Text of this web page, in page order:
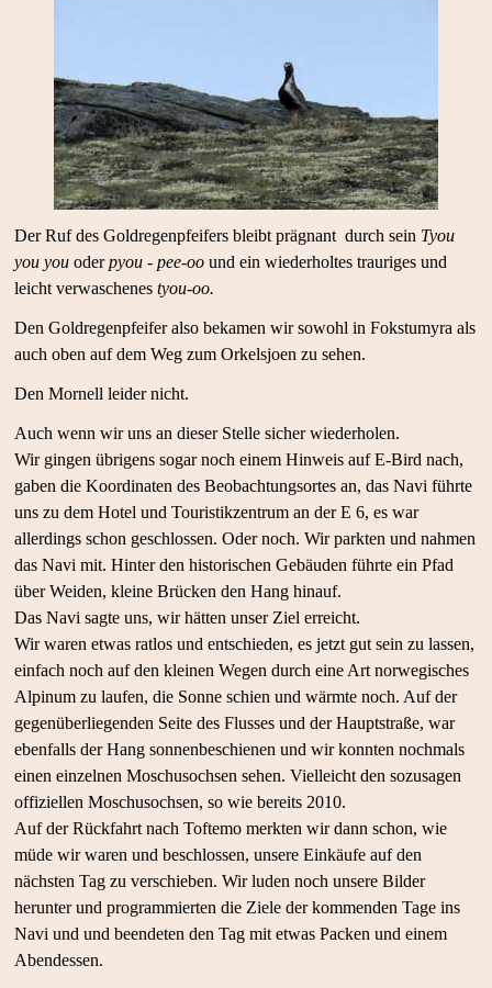
Der Ruf des Goldregenpfeifers bleibt prägnant durch sein Tyou
you you oder pyou - pee-oo und ein wiederholtes trauriges und
leicht verwaschenes tyou-oo.
Den Goldregenpfeifer also bekamen wir sowohl in Fokstumyra als
auch oben auf dem Weg zum Orkelsjoen zu sehen.
Den Mornell leider nicht.
Auch wenn wir uns an dieser Stelle sicher wiederholen.
Wir gingen übrigens sogar noch einem Hinweis auf E-Bird nach,
gaben die Koordinaten des Beobachtungsortes an, das Navi führte
uns zu dem Hotel und Touristikzentrum an der E 6, es war
allerdings schon geschlossen. Oder noch. Wir parkten und nahmen
das Navi mit. Hinter den historischen Gebäuden führte ein Pfad
über Weiden, kleine Brücken den Hang hinauf.
Das Navi sagte uns, wir hätten unser Ziel erreicht.
Wir waren etwas ratlos und entschieden, es jetzt gut sein zu lassen,
einfach noch auf den kleinen Wegen durch eine Art norwegisches
Alpinum zu laufen, die Sonne schien und wärmte noch. Auf der
gegenüberliegenden Seite des Flusses und der Hauptstraße, war
ebenfalls der Hang sonnenbeschienen und wir konnten nochmals
einen einzelnen Moschusochsen sehen. Vielleicht den sozusagen
offiziellen Moschusochsen, so wie bereits 2010.
Auf der Rückfahrt nach Toftemo merkten wir dann schon, wie
müde wir waren und beschlossen, unsere Einkäufe auf den
nächsten Tag zu verschieben. Wir luden noch unsere Bilder
herunter und programmierten die Ziele der kommenden Tage ins
Navi und und beendeten den Tag mit etwas Packen und einem
Abendessen.